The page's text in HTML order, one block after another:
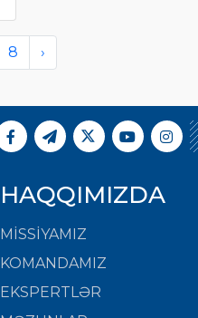
8 ›
HAQQIMIZDA
MISSIYAMIZ
KOMANDAMIZ
EKSPERTLƏR